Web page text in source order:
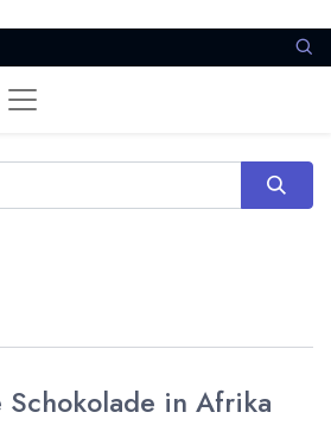
Schokolade in Afrika